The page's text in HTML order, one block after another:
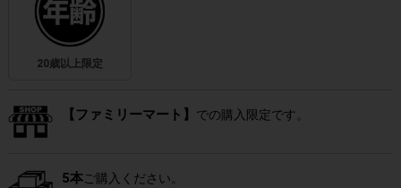
20歳以上限定
【ファミリーマート】 での購入限定です。
5本ご購入ください。